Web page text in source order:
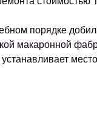
порядке
макаронной